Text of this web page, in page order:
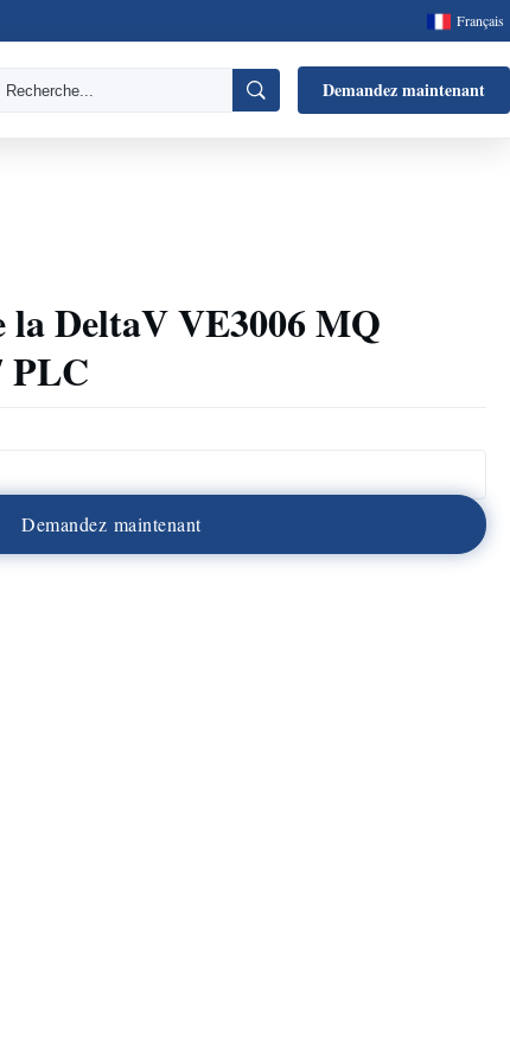
Français
Demandez maintenant
DeltaV VE3006 MQ
PLC
Demandez maintenant